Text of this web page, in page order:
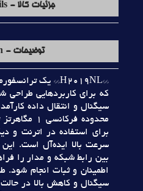
جزئیات کالا - Product details
توضیحات - Description
که براي کاربردهايي طراحي
سيگنال و انتقال داده
براي استفاده در اترنت و
سرعت بالا ايده‌آل است. اين
بين رابط شبکه و مدار را
اطمينان و ثبات انجام
سيگنال و کاهش بالا در